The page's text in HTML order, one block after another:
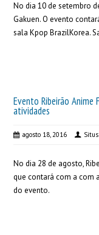
No dia 10 de setembro
Gakuen. O evento
sala Kpop BrazilKorea.
Evento Ribeirão Anime
atividades
agosto 18, 2016
No dia 28 de agosto,
que contará com a com
do evento.